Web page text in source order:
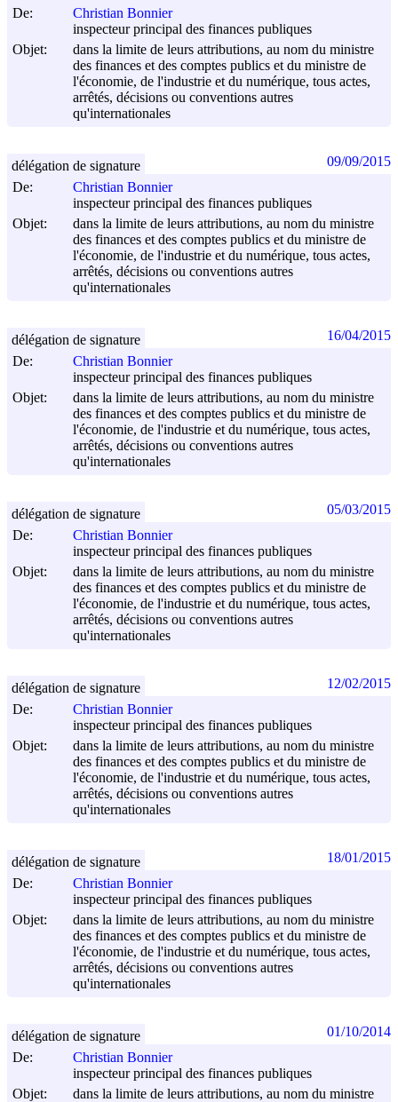
De:
Christian Bonnier
inspecteur principal des finances publiques
Objet:
dans la limite de leurs attributions, au nom du ministre
des finances et des comptes publics et du ministre de
l'économie, de l'industrie et du numérique, tous actes,
arrêtés, décisions ou conventions autres
qu'internationales
De:
Christian Bonnier
inspecteur principal des finances publiques
Objet:
dans la limite de leurs attributions, au nom du ministre
des finances et des comptes publics et du ministre de
l'économie, de l'industrie et du numérique, tous actes,
arrêtés, décisions ou conventions autres
qu'internationales
délégation de signature 09/09/2015
De:
Christian Bonnier
inspecteur principal des finances publiques
Objet:
dans la limite de leurs attributions, au nom du ministre
des finances et des comptes publics et du ministre de
l'économie, de l'industrie et du numérique, tous actes,
arrêtés, décisions ou conventions autres
qu'internationales
délégation de signature 16/04/2015
De:
Christian Bonnier
inspecteur principal des finances publiques
Objet:
dans la limite de leurs attributions, au nom du ministre
des finances et des comptes publics et du ministre de
l'économie, de l'industrie et du numérique, tous actes,
arrêtés, décisions ou conventions autres
qu'internationales
délégation de signature 05/03/2015
De:
Christian Bonnier
inspecteur principal des finances publiques
Objet:
dans la limite de leurs attributions, au nom du ministre
des finances et des comptes publics et du ministre de
l'économie, de l'industrie et du numérique, tous actes,
arrêtés, décisions ou conventions autres
qu'internationales
délégation de signature 12/02/2015
De:
Christian Bonnier
inspecteur principal des finances publiques
Objet:
dans la limite de leurs attributions, au nom du ministre
des finances et des comptes publics et du ministre de
l'économie, de l'industrie et du numérique, tous actes,
arrêtés, décisions ou conventions autres
qu'internationales
délégation de signature 18/01/2015
De:
Christian Bonnier
inspecteur principal des finances publiques
Objet:
dans la limite de leurs attributions, au nom du ministre
délégation de signature 01/10/2014